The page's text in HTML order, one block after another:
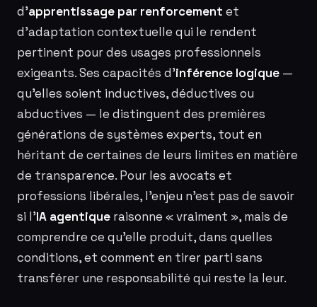
d’apprentissage par renforcement et
d’adaptation contextuelle qui le rendent
pertinent pour des usages professionnels
exigeants. Ses capacités d’inférence logique —
qu’elles soient inductives, déductives ou
abductives — le distinguent des premières
générations de systèmes experts, tout en
héritant de certaines de leurs limites en matière
de transparence. Pour les avocats et
professions libérales, l’enjeu n’est pas de savoir
si l’IA agentique raisonne « vraiment », mais de
comprendre ce qu’elle produit, dans quelles
conditions, et comment en tirer parti sans
transférer une responsabilité qui reste la leur.